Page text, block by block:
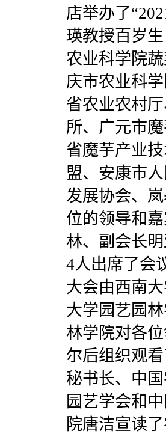
店举办了
瑛教授百岁
农业科学院
庆市农业科
省农业农村
所、广元市
省魔芋产业
盟、安康市
发展协会、
位的领导和
林、副会长
4人出席了会
大会由西南
大学园艺园
林学院对各
尔后组织观
秘书长、中
园艺学会和
院唐洁宣读